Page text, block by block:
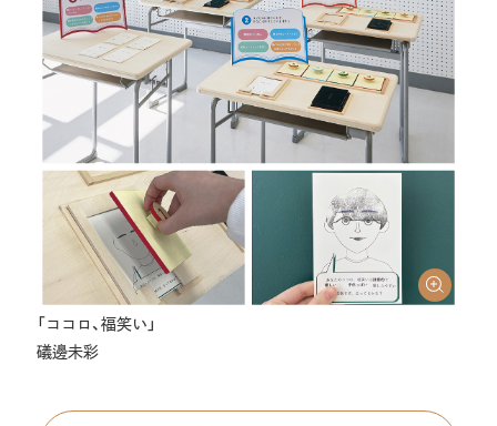
「ココロ、福笑い」
礒邊未彩